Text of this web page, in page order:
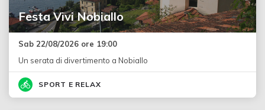
Festa Vivi Nobiallo
Sab 22/08/2026 ore 19:00
Un serata di divertimento a Nobiallo
SPORT E RELAX